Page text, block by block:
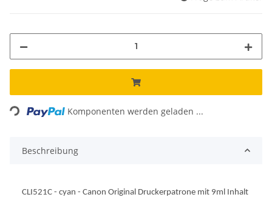
Loading... Komponenten werden geladen ...
Beschreibung
CLI521C - cyan - Canon Original Druckerpatrone mit 9ml Inhalt